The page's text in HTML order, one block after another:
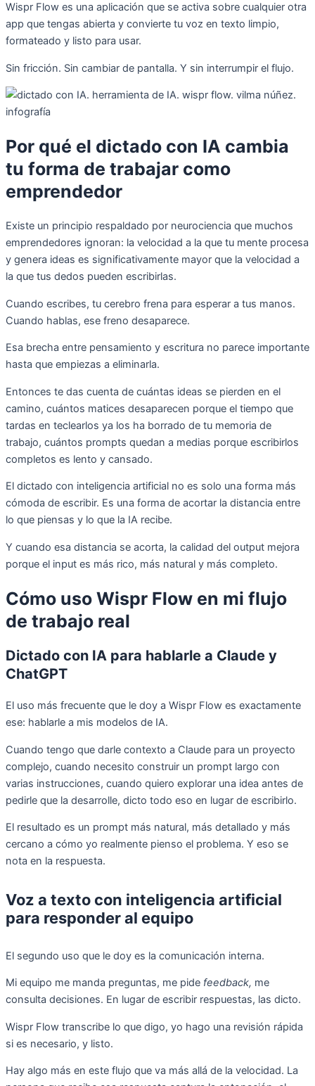
Wispr Flow es una aplicación que se activa sobre cualquier otra
app que tengas abierta y convierte tu voz en texto limpio,
formateado y listo para usar.
Sin fricción. Sin cambiar de pantalla. Y sin interrumpir el flujo.
Por qué el dictado con IA cambia
tu forma de trabajar como
emprendedor
Existe un principio respaldado por neurociencia que muchos
emprendedores ignoran: la velocidad a la que tu mente procesa
y genera ideas es significativamente mayor que la velocidad a
la que tus dedos pueden escribirlas.
Cuando escribes, tu cerebro frena para esperar a tus manos.
Cuando hablas, ese freno desaparece.
Esa brecha entre pensamiento y escritura no parece importante
hasta que empiezas a eliminarla.
Entonces te das cuenta de cuántas ideas se pierden en el
camino, cuántos matices desaparecen porque el tiempo que
tardas en teclearlos ya los ha borrado de tu memoria de
trabajo, cuántos prompts quedan a medias porque escribirlos
completos es lento y cansado.
El dictado con inteligencia artificial no es solo una forma más
cómoda de escribir. Es una forma de acortar la distancia entre
lo que piensas y lo que la IA recibe.
Y cuando esa distancia se acorta, la calidad del output mejora
porque el input es más rico, más natural y más completo.
Cómo uso Wispr Flow en mi flujo
de trabajo real
Dictado con IA para hablarle a Claude y
ChatGPT
El uso más frecuente que le doy a Wispr Flow es exactamente
ese: hablarle a mis modelos de IA.
Cuando tengo que darle contexto a Claude para un proyecto
complejo, cuando necesito construir un prompt largo con
varias instrucciones, cuando quiero explorar una idea antes de
pedirle que la desarrolle, dicto todo eso en lugar de escribirlo.
El resultado es un prompt más natural, más detallado y más
cercano a cómo yo realmente pienso el problema. Y eso se
nota en la respuesta.
Voz a texto con inteligencia artificial
para responder al equipo
El segundo uso que le doy es la comunicación interna.
Mi equipo me manda preguntas, me pide feedback, me
consulta decisiones. En lugar de escribir respuestas, las dicto.
Wispr Flow transcribe lo que digo, yo hago una revisión rápida
si es necesario, y listo.
Hay algo más en este flujo que va más allá de la velocidad. La